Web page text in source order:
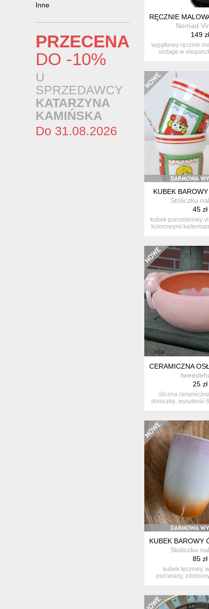
Inne
PRZECENA
DO -10%
U
SPRZEDAWCY
KATARZYNA
KAMIŃSKA
Do 31.08.2026
RĘCZNIE
Nomad
149 zł
wyjątkowy ręcznie
vintage w
KUBEK
Stoliczku
45 zł
kubek porcelanowy
kolorowymi
CERAMICZNA
25 zł
śliczna
doniczkę. wysokość
KUBEK BAROWY
Stoliczku
85 zł
kubek tęczowy,
porcelany,